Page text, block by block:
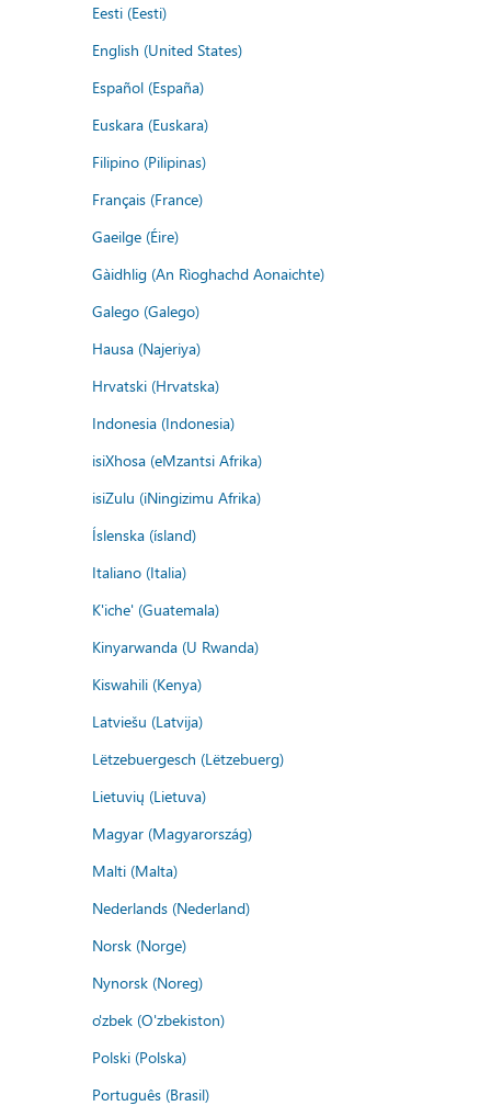
Eesti (Eesti)
English (United States)
Español (España)
Euskara (Euskara)
Filipino (Pilipinas)
Français (France)
Gaeilge (Éire)
Gàidhlig (An Rìoghachd Aonaichte)
Galego (Galego)
Hausa (Najeriya)
Hrvatski (Hrvatska)
Indonesia (Indonesia)
isiXhosa (eMzantsi Afrika)
isiZulu (iNingizimu Afrika)
Íslenska (ísland)
Italiano (Italia)
K'iche' (Guatemala)
Kinyarwanda (U Rwanda)
Kiswahili (Kenya)
Latviešu (Latvija)
Lëtzebuergesch (Lëtzebuerg)
Lietuvių (Lietuva)
Magyar (Magyarország)
Malti (Malta)
Nederlands (Nederland)
Norsk (Norge)
Nynorsk (Noreg)
o'zbek (O'zbekiston)
Polski (Polska)
Português (Brasil)